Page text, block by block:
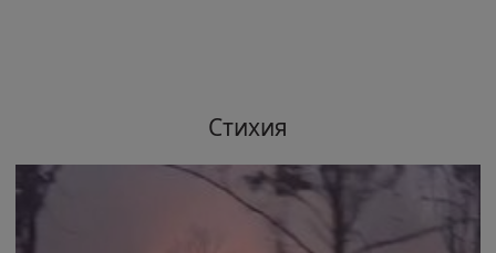
Стихия